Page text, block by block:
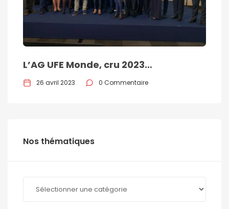
L’AG UFE Monde, cru 2023…
26 avril 2023 0 Commentaire
Nos thématiques
thématiques